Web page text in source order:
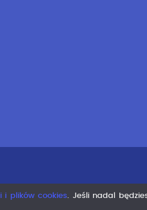
i plików cookies. Jeśli nadal